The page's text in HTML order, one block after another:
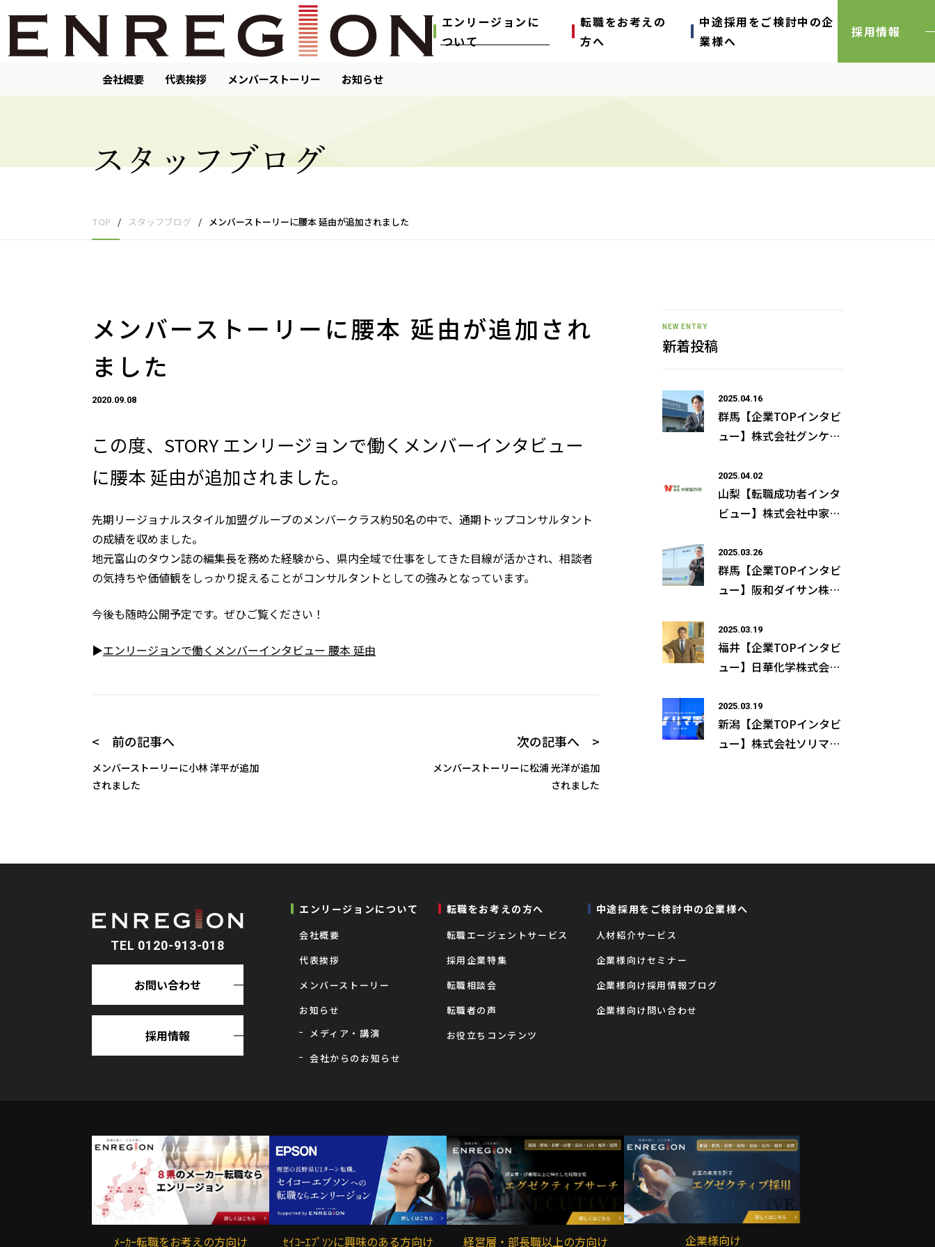
エンリージョンに
ついて
会社概要 代表挨拶 メンバーストーリー お知らせ
転職をお考えの
⽅へ
中途採用をご検討中の企
業様へ
採用情報
スタッフブログ
TOP / スタッフブログ / メンバーストーリーに腰本 延由が追加されました
メンバーストーリーに腰本 延由が追加され
ました
2020.09.08
この度、STORY エンリージョンで働くメンバーインタビュー
に腰本 延由が追加されました。
先期リージョナルスタイル加盟グループのメンバークラス約50名の中で、通期トップコンサルタント
の成績を収めました。
地元富山のタウン誌の編集長を務めた経験から、県内全域で仕事をしてきた目線が活かされ、相談者
の気持ちや価値観をしっかり捉えることがコンサルタントとしての強みとなっています。
今後も随時公開予定です。ぜひご覧ください！
▶エンリージョンで働くメンバーインタビュー 腰本 延由
< 前の記事へ
メンバーストーリーに小林 洋平が追加
されました
次の記事へ >
メンバーストーリーに松浦 光洋が追加
されました
NEW ENTRY
新着投稿
2025.04.16
群馬【企業TOPインタビ
ュー】株式会社グンケイ
の取材記事が公開になり
ました
2025.04.02
山梨【転職成功者インタ
ビュー】株式会社中家製
名）
2025.03.26
群馬【企業TOPインタビ
ュー】阪和ダイサン株式
本 大吾様の取材記事が公
開になりました
2025.03.19
福井【企業TOPインタビ
ュー】日華化学株式会社
本部長 佐谷 義寛様の取
材記事が公開になりまし
た
2025.03.19
新潟【企業TOPインタビ
ュー】株式会社ソリマチ
TEL 0120-913-018
お問い合わせ
採用情報
エンリージョンについて
会社概要
代表挨拶
メンバーストーリー
お知らせ
メディア・講演
会社からのお知らせ
転職をお考えの⽅へ
転職エージェントサービス
採用企業特集
転職相談会
転職者の声
お役立ちコンテンツ
中途採用をご検討中の企業様へ
⼈材紹介サービス
企業様向けセミナー
企業様向け採用情報ブログ
企業様向け問い合わせ
ﾒｰｶｰ転職をお考えの方向け ｾｲｺｰｴﾌﾟｿﾝに興味のある方向け 経営層・部長職以上の方向け 企業様向け